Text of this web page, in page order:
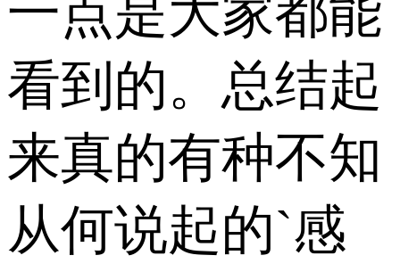
一点是大家都能
看到的。总结起
来真的有种不知
从何说起的`感